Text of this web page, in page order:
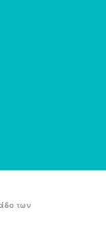
των